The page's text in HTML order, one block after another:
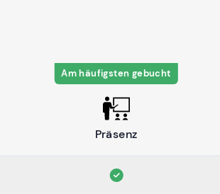
Präsenz
Am häufigsten gebucht